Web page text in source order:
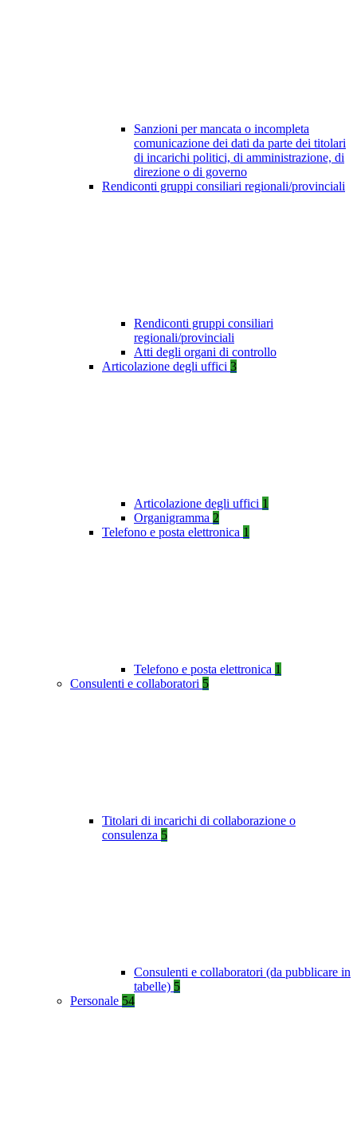
Sanzioni per mancata o incompleta
comunicazione dei dati da parte dei titolari
di incarichi politici, di amministrazione, di
direzione o di governo
Rendiconti gruppi consiliari regionali/provinciali
Rendiconti gruppi consiliari
regionali/provinciali
Atti degli organi di controllo
Articolazione degli uffici 3
Articolazione degli uffici 1
Organigramma 2
Telefono e posta elettronica 1
Telefono e posta elettronica 1
Consulenti e collaboratori 5
Titolari di incarichi di collaborazione o
consulenza 5
Consulenti e collaboratori (da pubblicare in
tabelle) 5
Personale 54